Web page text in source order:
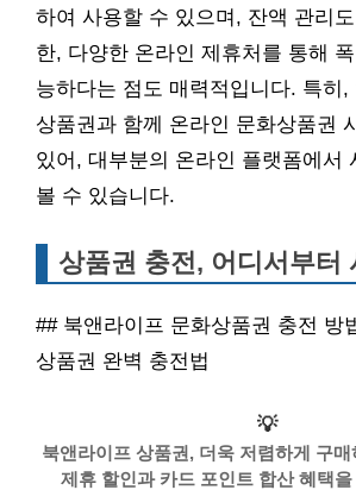
하여 사용할 수 있으며, 잔액 관리
한, 다양한 온라인 제휴처를 통해
능하다는 점도 매력적입니다. 특히,
상품권과 함께 온라인 문화상품권
있어, 대부분의 온라인 플랫폼에서
볼 수 있습니다.
상품권 충전, 어디서부터
## 북앤라이프 문화상품권 충전 방
상품권 완벽 충전법
💡
북앤라이프 상품권, 더욱 저렴하게 구
제휴 할인과 카드 포인트 합산 혜택